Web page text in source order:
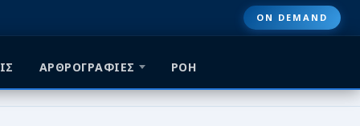
ON DEMAND
ΑΡΘΡΟΓΡΑΦΙΕΣ ΡΟΗ